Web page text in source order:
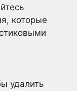
которые
удалить